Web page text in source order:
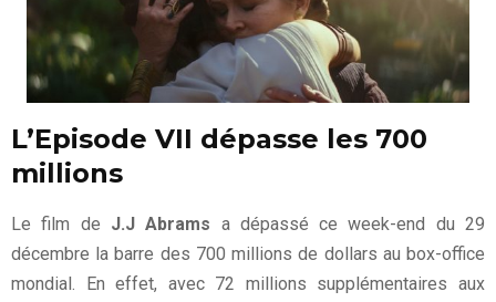
L’Episode VII dépasse les 700
millions
Le film de J.J Abrams a dépassé ce week-end du 29
décembre la barre des 700 millions de dollars au box-office
mondial. En effet, avec 72 millions supplémentaires aux